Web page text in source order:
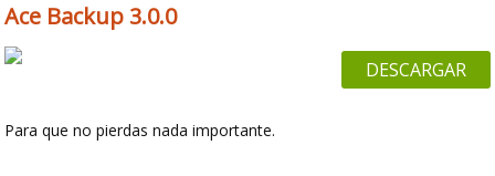
Ace Backup 3.0.0
DESCARGAR
Para que no pierdas nada importante.